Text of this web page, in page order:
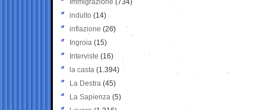
Immigrazione (734)
indulto (14)
inflazione (26)
Ingroia (15)
Interviste (16)
la casta (1.394)
La Destra (45)
La Sapienza (5)